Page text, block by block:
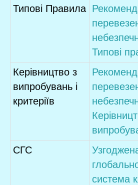
Типові Правила
Типові
Керівництво з
випробувань і
критеріїв
СГС
система